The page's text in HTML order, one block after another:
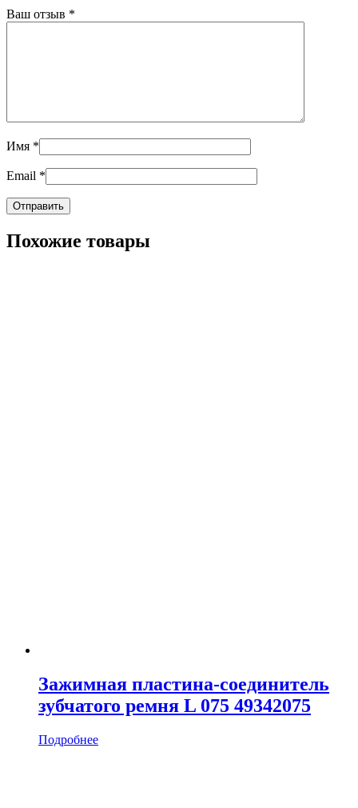
Ваш отзыв *
Имя *
Email *
Похожие товары
Зажимная пластина-соединитель
зубчатого ремня L 075 49342075
Подробнее